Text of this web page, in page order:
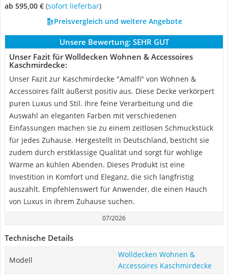
ab 595,00 € ( Sofort lieferbar)
Preisvergleich und weitere Angebote
Unsere Bewertung: SEHR GUT
Unser Fazit für Wolldecken Wohnen & Accessoires
Kaschmirdecke:
Unser Fazit zur Kaschmirdecke "Amalfi" von Wohnen &
Accessoires fällt äußerst positiv aus. Diese Decke verkörpert
puren Luxus und Stil. Ihre feine Verarbeitung und die
Auswahl an eleganten Farben mit verschiedenen
Einfassungen machen sie zu einem zeitlosen Schmuckstück
für jedes Zuhause. Hergestellt in Deutschland, besticht sie
zudem durch erstklassige Qualität und sorgt für wohlige
Wärme an kühlen Abenden. Dieses Produkt ist eine
Investition in Komfort und Eleganz, die sich langfristig
auszahlt. Empfehlenswert für Anwender, die einen Hauch
von Luxus in ihrem Zuhause suchen.
07/2026
Technische Details
Modell
Wolldecken Wohnen &
Accessoires Kaschmirdecke